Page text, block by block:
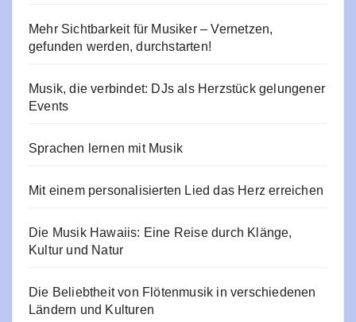
Mehr Sichtbarkeit für Musiker – Vernetzen,
gefunden werden, durchstarten!
Musik, die verbindet: DJs als Herzstück gelungener
Events
Sprachen lernen mit Musik
Mit einem personalisierten Lied das Herz erreichen
Die Musik Hawaiis: Eine Reise durch Klänge,
Kultur und Natur
Die Beliebtheit von Flötenmusik in verschiedenen
Ländern und Kulturen